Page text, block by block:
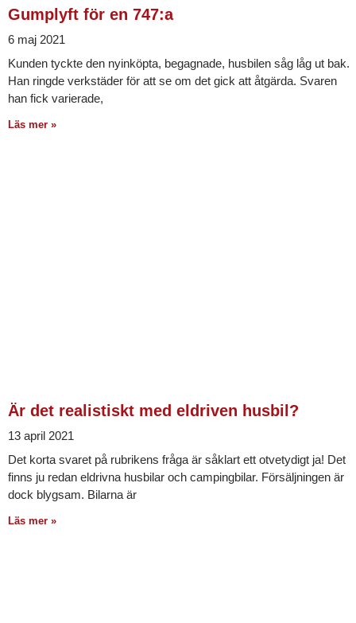
Gumplyft för en 747:a
6 maj 2021
Kunden tyckte den nyinköpta, begagnade, husbilen såg låg ut bak.
Han ringde verkstäder för att se om det gick att åtgärda. Svaren
han fick varierade,
Läs mer »
Är det realistiskt med eldriven husbil?
13 april 2021
Det korta svaret på rubrikens fråga är såklart ett otvetydigt ja! Det
finns ju redan eldrivna husbilar och campingbilar. Försäljningen är
dock blygsam. Bilarna är
Läs mer »